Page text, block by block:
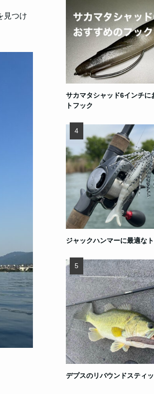
見つけ
サカマタシャッド6インチに
トフック
ジャックハンマーに最適な
デプスのリバウンドスティ